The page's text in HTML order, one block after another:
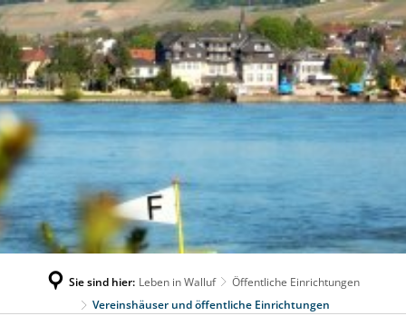
Sie sind hier: Leben in Walluf
Öffentliche Einrichtungen
Vereinshäuser und öffentliche Einrichtungen